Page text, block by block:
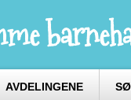
AVDELINGENE